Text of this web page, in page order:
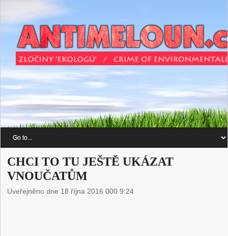
CHCI TO TU JEŠTĚ UKÁZAT
VNOUČATŮM
Uveřejněno dne 18 října 2016 000 9:24